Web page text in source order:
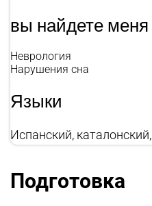
вы найдете меня
Неврология
Нарушения сна
Языки
Испанский,
Подготовка